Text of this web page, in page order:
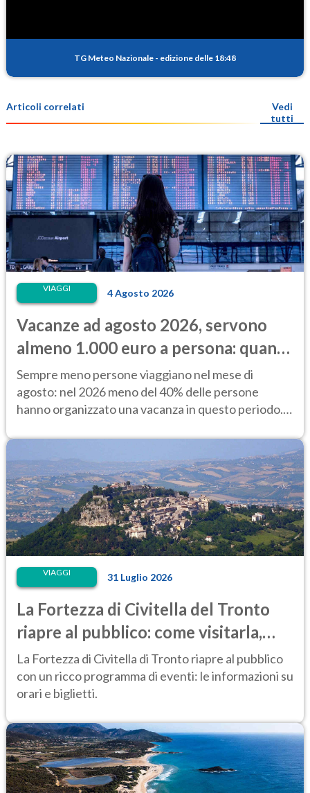
TG Meteo Nazionale - edizione delle 18:48
Articoli correlati
Vedi
tutti
VIAGGI 4 Agosto 2026
Vacanze ad agosto 2026, servono
almeno 1.000 euro a persona: quanto
costano alloggio e trasporti
Sempre meno persone viaggiano nel mese di
agosto: nel 2026 meno del 40% delle persone
hanno organizzato una vacanza in questo periodo.
VIAGGI 31 Luglio 2026
La Fortezza di Civitella del Tronto
riapre al pubblico: come visitarla,
anche di notte
La Fortezza di Civitella di Tronto riapre al pubblico
con un ricco programma di eventi: le informazioni su
orari e biglietti.